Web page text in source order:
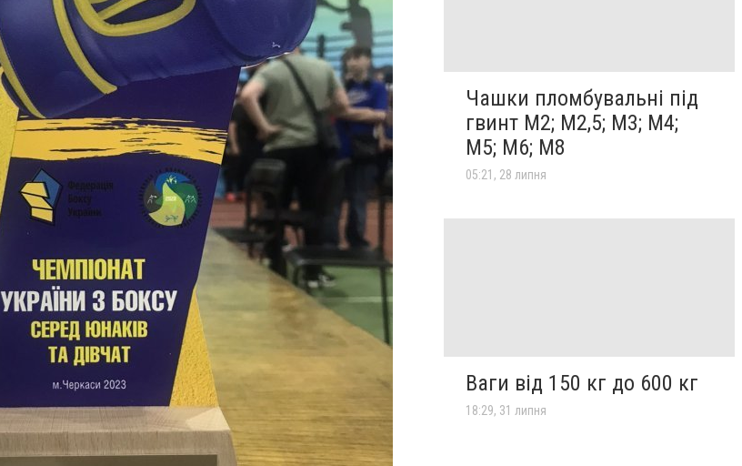
Чашки пломбувальні під
гвинт М2; М2,5; М3; М4;
М5; М6; М8
05:21, 28 липня
Ваги від 150 кг до 600 кг
18:29, 31 липня